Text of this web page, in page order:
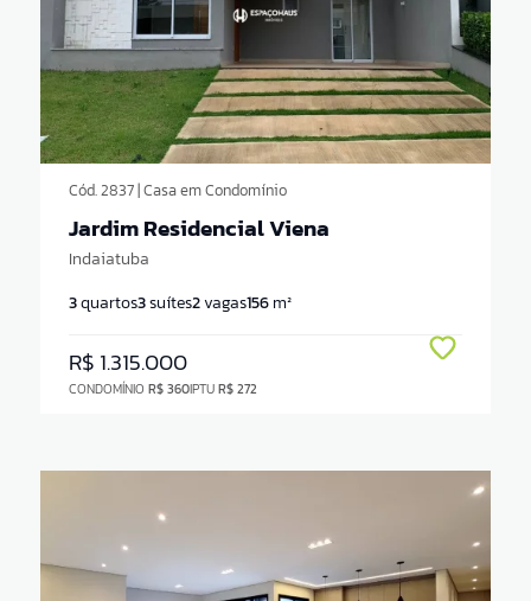
Comodidades
Cód. 2837 | Casa em Condomínio
Jardim Residencial Viena
Indaiatuba
3quartos3suítes2vagas156m²
R$ 1.315.000
CONDOMÍNIOR$ 360IPTUR$ 272